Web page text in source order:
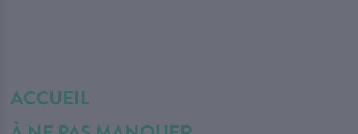
ACCUEIL